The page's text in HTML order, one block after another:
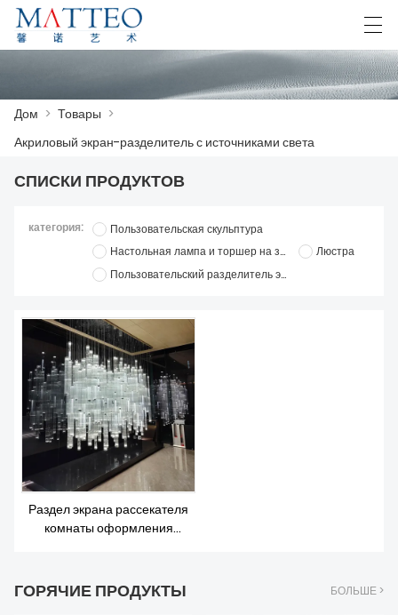
СКАЧАТЬ
СВЯЖИТЕСЬ С НАМИ
Deutsch Español
Дом > Товары >
Акриловый экран-разделитель с источниками света
СПИСКИ ПРОДУКТОВ
категория:
Пользовательская скульптура
Настольная лампа и торшер на заказ
Люстра
Пользовательский разделитель экрана
Раздел экрана рассекателя
комнаты оформления
ГОРЯЧИЕ ПРОДУКТЫ БОЛЬШЕ >